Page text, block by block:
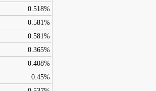
0.518%
0.581%
0.581%
0.365%
0.408%
0.45%